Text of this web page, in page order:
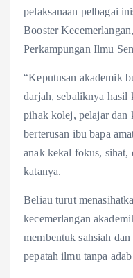
pelaksanaan pelbagai
Booster
Perkampungan Ilmu
“Keputusan akademik
darjah, sebaliknya hasil
pihak kolej, pelajar dan
berterusan ibu bapa
anak kekal fokus, sihat,
katanya.
Beliau turut
kecemerlangan
membentuk sahsiah
pepatah ilmu tanpa